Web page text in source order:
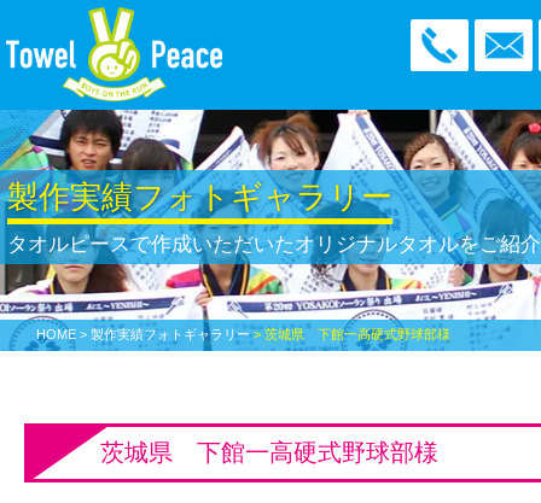
製作実績フォトギャラリー
タオルピースで作成いただいたオリジナルタオルをご紹介
HOME > 製作実績フォトギャラリー > 茨城県 下館一高硬式野球部様
茨城県 下館一高硬式野球部様